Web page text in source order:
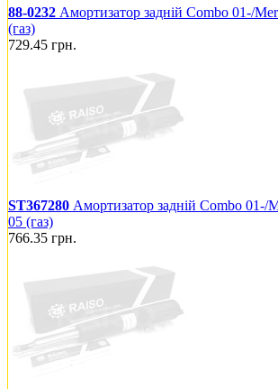
88-0232 Амортизатор задній Combo 01-/
(газ)
729.45 грн.
ST367280 Амортизатор задній Combo 01-/
05 (газ)
766.35 грн.